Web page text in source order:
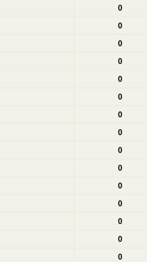
0
0
0
0
0
0
0
0
0
0
0
0
0
0
0